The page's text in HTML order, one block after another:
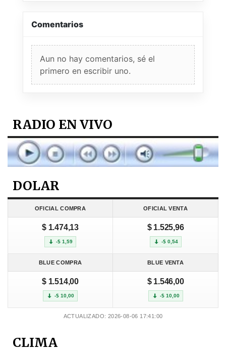
Comentarios
Aun no hay comentarios, sé el
primero en escribir uno.
RADIO EN VIVO
DOLAR
OFICIAL COMPRA OFICIAL VENTA
$ 1.474,13
-$ 1,59
$ 1.525,96
-$ 0,54
BLUE COMPRA BLUE VENTA
$ 1.514,00
-$ 10,00
$ 1.546,00
-$ 10,00
ACTUALIZADO: 2026-08-06 17:41:00
CLIMA